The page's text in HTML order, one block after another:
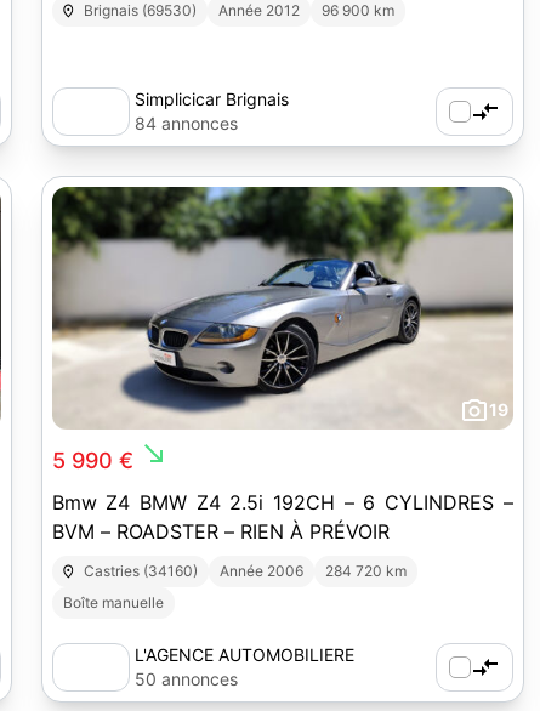
Brignais (69530) Année 2012 96 900 km
Simplicicar Brignais
84 annonces
19
5 990 € south_east
Bmw Z4 BMW Z4 2.5i 192CH – 6 CYLINDRES –
BVM – ROADSTER – RIEN À PRÉVOIR
Castries (34160) Année 2006
284 720 km
Boîte manuelle
L'AGENCE AUTOMOBILIERE
50 annonces